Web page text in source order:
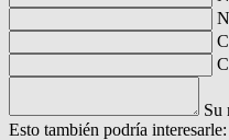
Su
Esto también podría interesarle: